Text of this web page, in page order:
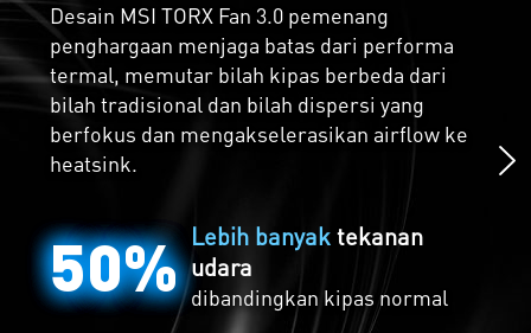
Desain MSI TORX Fan 3.0 pemenang
penghargaan menjaga batas dari performa
termal, memutar bilah kipas berbeda dari
bilah tradisional dan bilah dispersi yang
berfokus dan mengakselerasikan airflow ke
heatsink.
50% Lebih banyaktekanan
udara
dibandingkan kipas normal
Chillingly Silent
Zero Frozr seperti suasana tenang sebelum
adanya badai, kipas benar-benar berhenti
ketika suhu sudah rendah, menghilangkan
semua suara ketika active cooling tidak
dibutuhkan. Kipas akan secara otomatis
mulai berputar lagi ketika sudah mulai
hangat ketika gaming.